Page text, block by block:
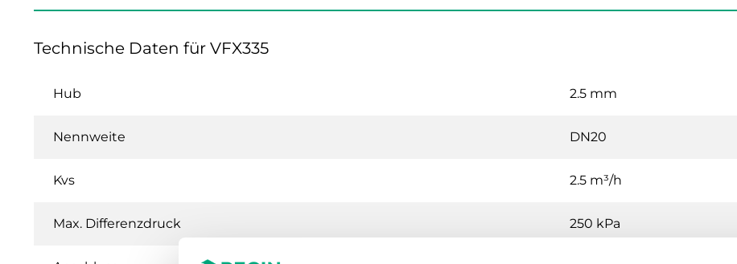
Technische Daten für VFX335
Hub 2.5 mm
Nennweite DN20
Kvs 2.5 m³/h
Max. Differenzdruck 250 kPa